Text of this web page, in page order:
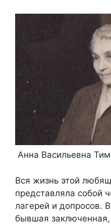
Анна Васильевна
Вся жизнь этой
представляла собой
лагерей и допросов.
бывшая